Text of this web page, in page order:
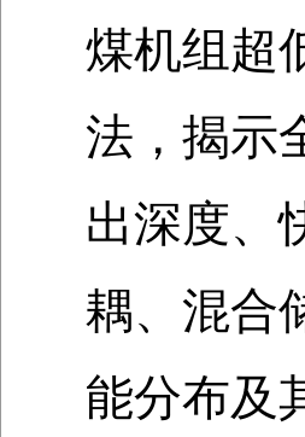
煤机组超
法，揭示
出深度、
耦、混合
能分布及